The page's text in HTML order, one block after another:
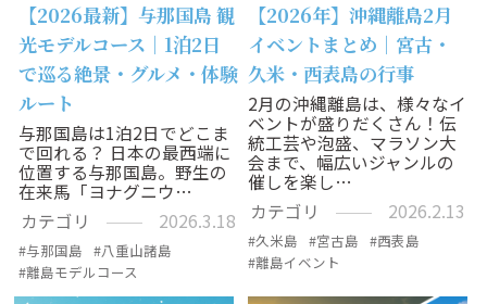
【2026最新】与那国島 観
光モデルコース｜1泊2日
で巡る絶景・グルメ・体験
ルート
与那国島は1泊2日でどこま
で回れる？ 日本の最西端に
位置する与那国島。野生の
在来馬「ヨナグニウ…
カテゴリ
2026.3.18
与那国島
八重山諸島
離島モデルコース
【2026年】沖縄離島2月
イベントまとめ｜宮古・
久米・西表島の行事
2月の沖縄離島は、様々なイ
ベントが盛りだくさん！伝
統工芸や泡盛、マラソン大
会まで、幅広いジャンルの
催しを楽し…
カテゴリ
2026.2.13
久米島 宮古島
西表島
離島イベント